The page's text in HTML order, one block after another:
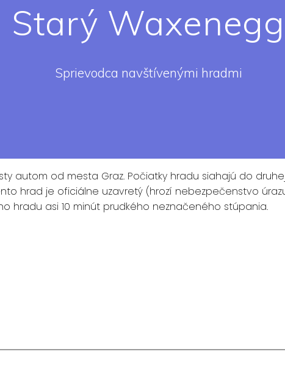
Starý Waxenegg
Sprievodca navštívenými hradmi
autom od mesta Graz. Počiatky hradu siahajú do
hrad je oficiálne uzavretý (hrozí nebezpečenstvo
hradu asi 10 minút prudkého neznačeného stúpania.